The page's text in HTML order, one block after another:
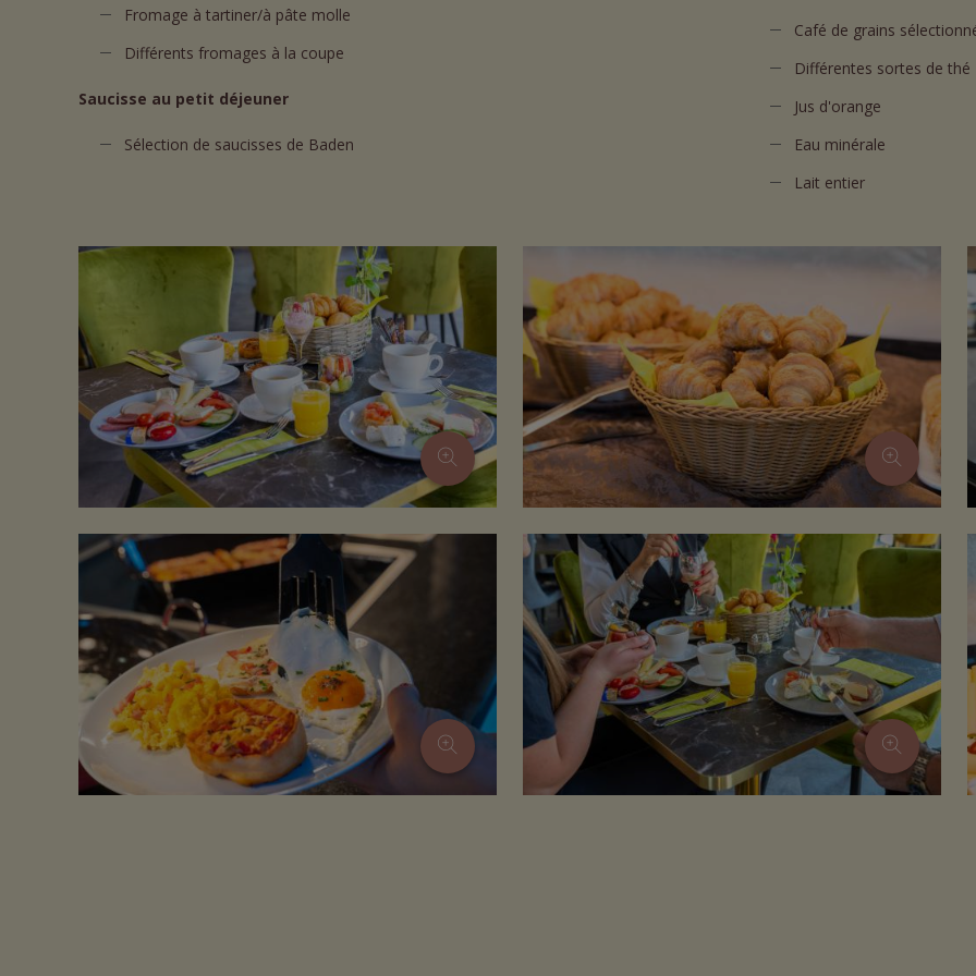
Fromage à tartiner/à pâte molle
Différents fromages à la coupe
Saucisse au petit déjeuner
Sélection de saucisses de Baden
Café de grains
Différentes sortes de thé
Jus d'orange
Eau minérale
Lait entier